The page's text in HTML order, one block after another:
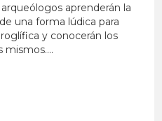
aprenderán la
una forma lúdica para
y conocerán los
mismos....